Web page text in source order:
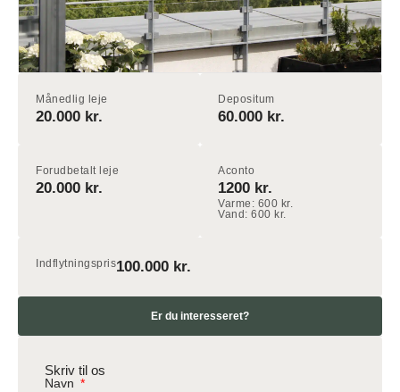
Månedlig leje
20.000 kr.
Depositum
60.000 kr.
Forudbetalt leje
20.000 kr.
Aconto
1200 kr.
Varme: 600 kr.
Vand: 600 kr.
Indflytningspris100.000 kr.
Er du interesseret?
Skriv til os
Navn